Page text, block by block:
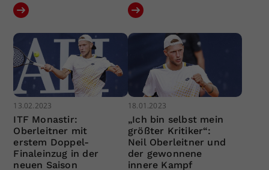
13.02.2023
ITF Monastir:
Oberleitner mit
erstem Doppel-
Finaleinzug in der
neuen Saison
18.01.2023
„Ich bin selbst mein
größter Kritiker“:
Neil Oberleitner und
der gewonnene
innere Kampf